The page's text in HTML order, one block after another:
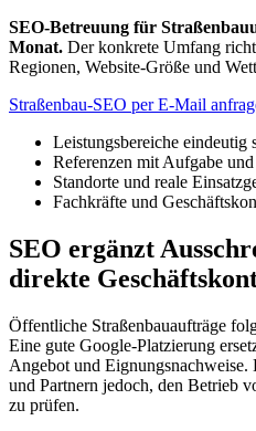
SEO-Betreuung für
Monat. Der konkrete Umfang
Regionen, Website-Größe und
Straßenbau-SEO per E-Mail
Leistungsbereiche eindeutig
Referenzen mit Aufgabe
Standorte und reale
Fachkräfte und
SEO ergänzt
direkte
Öffentliche Straßenbauaufträge
Eine gute Google-Platzierung
Angebot und
und Partnern jedoch, den Betrieb
zu prüfen.